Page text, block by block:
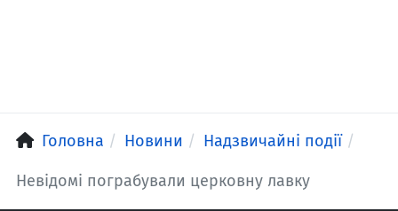
Головна Новини Надзвичайні події
Невідомі пограбували церковну лавку